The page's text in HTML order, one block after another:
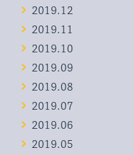
2019.12
2019.11
2019.10
2019.09
2019.08
2019.07
2019.06
2019.05